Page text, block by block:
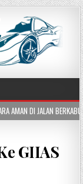
KURANGI RISIKO
GIIAS